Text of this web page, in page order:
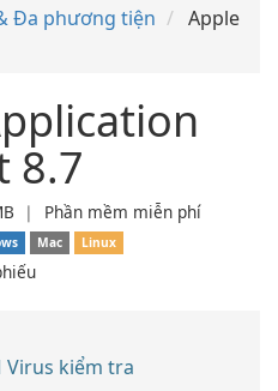
Đa phương tiện
Apple
8.7
❘ Phần mềm miễn phí
Mac Linux
Virus kiểm tra